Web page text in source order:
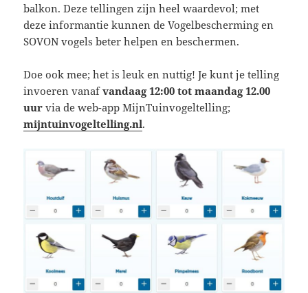
balkon. Deze tellingen zijn heel waardevol; met
deze informantie kunnen de Vogelbescherming en
SOVON vogels beter helpen en beschermen.
Doe ook mee; het is leuk en nuttig! Je kunt je telling
invoeren vanafvandaag 12:00 tot maandag 12.00
uur via de web-app MijnTuinvogeltelling;
mijntuinvogeltelling.nl.